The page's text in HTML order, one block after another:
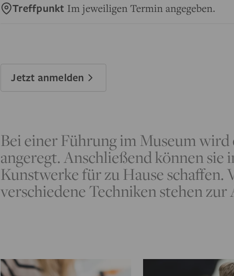
Treffpunkt Im jeweiligen Termin angegeben.
Jetzt anmelden
Bei einer Führung im Museum
angeregt. Anschließend können sie
Kunstwerke für zu Hause schaffen.
verschiedene Techniken stehen zur